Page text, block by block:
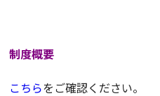
制度概要
こちらをご確認ください。